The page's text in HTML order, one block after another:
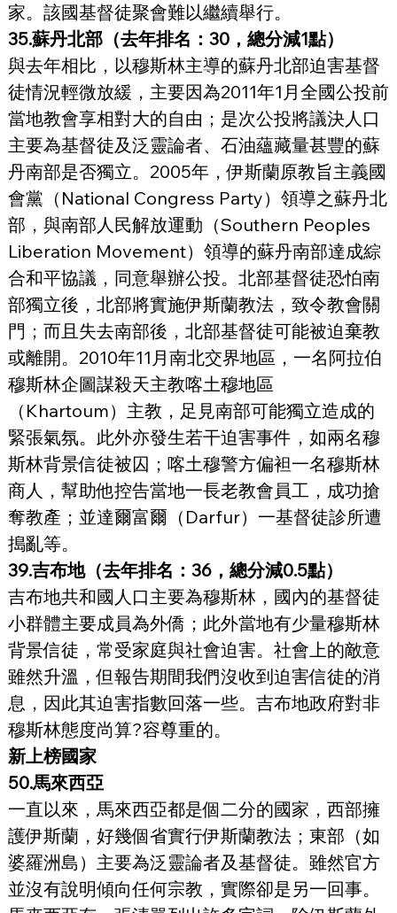
家。該國基督徒聚會難以繼續舉行。
35.蘇丹北部（去年排名：30，總分減1點）
與去年相比，以穆斯林主導的蘇丹北部迫害基督
徒情況輕微放緩，主要因為2011年1月全國公投前
當地教會享相對大的自由；是次公投將議決人口
主要為基督徒及泛靈論者、石油蘊藏量甚豐的蘇
丹南部是否獨立。2005年，伊斯蘭原教旨主義國
會黨（National Congress Party）領導之蘇丹北
部，與南部人民解放運動（Southern Peoples
Liberation Movement）領導的蘇丹南部達成綜
合和平協議，同意舉辦公投。北部基督徒恐怕南
部獨立後，北部將實施伊斯蘭教法，致令教會關
門；而且失去南部後，北部基督徒可能被迫棄教
或離開。2010年11月南北交界地區，一名阿拉伯
穆斯林企圖謀殺天主教喀土穆地區
（Khartoum）主教，足見南部可能獨立造成的
緊張氣氛。此外亦發生若干迫害事件，如兩名穆
斯林背景信徒被囚；喀土穆警方偏袒一名穆斯林
商人，幫助他控告當地一長老教會員工，成功搶
奪教產；並達爾富爾（Darfur）一基督徒診所遭
搗亂等。
39.吉布地（去年排名：36，總分減0.5點）
吉布地共和國人口主要為穆斯林，國內的基督徒
小群體主要成員為外僑；此外當地有少量穆斯林
背景信徒，常受家庭與社會迫害。社會上的敵意
雖然升溫，但報告期間我們沒收到迫害信徒的消
息，因此其迫害指數回落一些。吉布地政府對非
穆斯林態度尚算?容尊重的。
新上榜國家
50.馬來西亞
一直以來，馬來西亞都是個二分的國家，西部擁
護伊斯蘭，好幾個省實行伊斯蘭教法；東部（如
婆羅洲島）主要為泛靈論者及基督徒。雖然官方
並沒有說明傾向任何宗教，實際卻是另一回事。